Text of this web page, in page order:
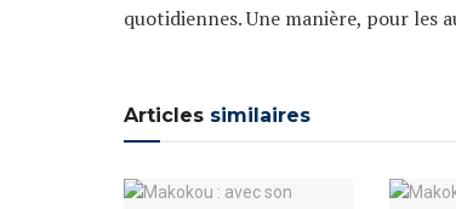
quotidiennes. Une manière, pour les
Articles similaires